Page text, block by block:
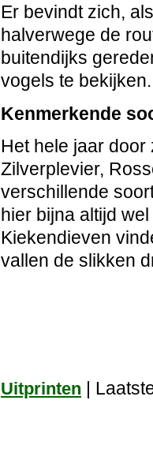
Er bevindt zich,
halverwege de
buitendijks
vogels te bekijken.
Kenmerkende
Het hele jaar
Zilverplevier,
verschillende
hier bijna altijd
Kiekendieven
vallen de slikken
Uitprinten |